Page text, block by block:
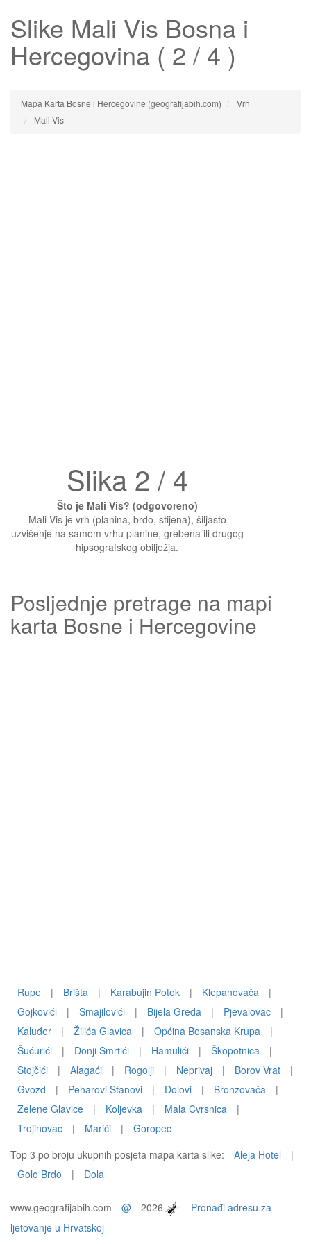
Slike Mali Vis Bosna i
Hercegovina ( 2 / 4 )
Mapa Karta Bosne i Hercegovine (geografijabih.com)
Vrh
Mali Vis
Slika 2 / 4
Što je Mali Vis? (odgovoreno)
Mali Vis je vrh (planina, brdo, stijena), šiljasto
uzvišenje na samom vrhu planine, grebena ili drugog
hipsografskog obilježja.
Posljednje pretrage na mapi
karta Bosne i Hercegovine
Rupe | Brišta | Karabujin Potok | Klepanovača
|
Gojkovići
| Smajilovići | Bijela Greda | Pjevalovac
|
Kaluđer
| Žilića Glavica | Općina Bosanska Krupa
|
Šućurići
| Donji Smrtići | Hamulići | Škopotnica
|
Stojčići
| Alagaći | Rogolji | Neprivaj | Borov Vrat
|
Gvozd
| Peharovi Stanovi | Dolovi | Bronzovača
|
Zelene Glavice
| Koljevka | Mala Čvrsnica
|
Trojinovac
| Marići |
Goropec
Top 3 po broju ukupnih posjeta mapa karta slike:
Aleja Hotel
|
Golo Brdo
| Dola
www.geografijabih.com @ 2026
Pronađi adresu za
ljetovanje u Hrvatskoj